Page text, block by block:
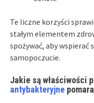
Te liczne korzyści
stałym elementem
spożywać, aby
samopoczucie.
Jakie są właściwości
antybakteryjne